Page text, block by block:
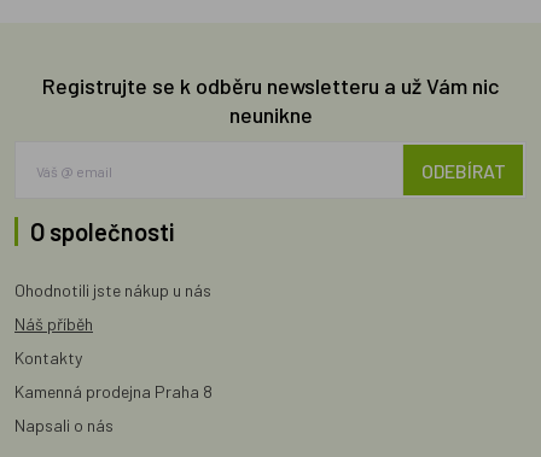
Registrujte se k odběru newsletteru a už Vám nic
neunikne
ODEBÍRAT
O společnosti
Ohodnotili jste nákup u nás
Náš příběh
Kontakty
Kamenná prodejna Praha 8
Napsali o nás